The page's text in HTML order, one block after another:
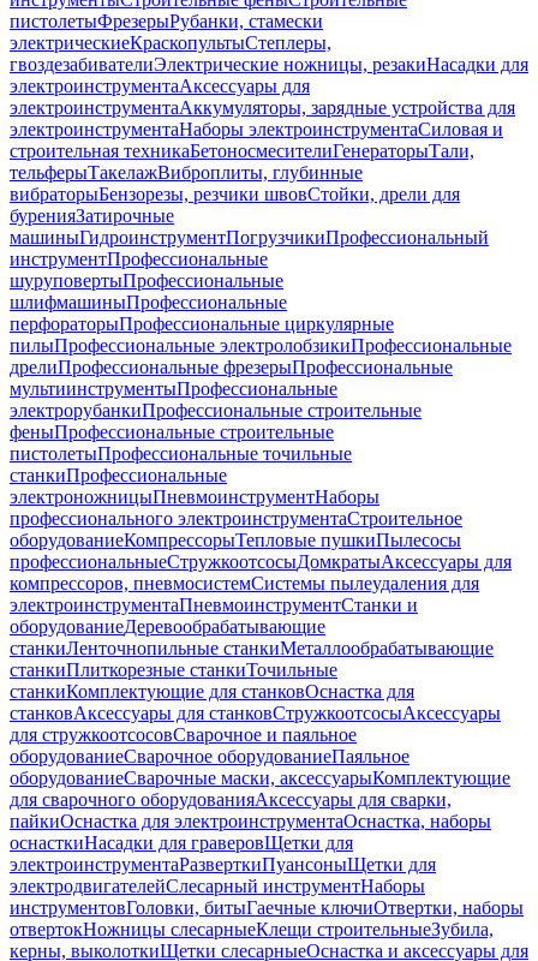
пистолетыФрезерыРубанки, стамески
электрическиеКраскопультыСтеплеры,
гвоздезабивателиЭлектрические ножницы, резакиНасадки для
электроинструментаАксессуары для
электроинструментаАккумуляторы, зарядные устройства для
электроинструментаНаборы электроинструментаСиловая и
строительная техникаБетоносмесителиГенераторыТали,
тельферыТакелажВиброплиты, глубинные
вибраторыБензорезы, резчики швовСтойки, дрели для
буренияЗатирочные
машиныГидроинструментПогрузчикиПрофессиональный
инструментПрофессиональные
шуруповертыПрофессиональные
шлифмашиныПрофессиональные
перфораторыПрофессиональные циркулярные
пилыПрофессиональные электролобзикиПрофессиональные
дрелиПрофессиональные фрезерыПрофессиональные
мультиинструментыПрофессиональные
электрорубанкиПрофессиональные строительные
феныПрофессиональные строительные
пистолетыПрофессиональные точильные
станкиПрофессиональные
электроножницыПневмоинструментНаборы
профессионального электроинструментаСтроительное
оборудованиеКомпрессорыТепловые пушкиПылесосы
профессиональныеСтружкоотсосыДомкратыАксессуары для
компрессоров, пневмосистемСистемы пылеудаления для
электроинструментаПневмоинструментСтанки и
оборудованиеДеревообрабатывающие
станкиЛенточнопильные станкиМеталлообрабатывающие
станкиПлиткорезные станкиТочильные
станкиКомплектующие для станковОснастка для
станковАксессуары для станковСтружкоотсосыАксессуары
для стружкоотсосовСварочное и паяльное
оборудованиеСварочное оборудованиеПаяльное
оборудованиеСварочные маски, аксессуарыКомплектующие
для сварочного оборудованияАксессуары для сварки,
пайкиОснастка для электроинструментаОснастка, наборы
оснасткиНасадки для граверовЩетки для
электроинструментаРазверткиПуансоныЩетки для
электродвигателейСлесарный инструментНаборы
инструментовГоловки, битыГаечные ключиОтвертки, наборы
отвертокНожницы слесарныеКлещи строительныеЗубила,
керны, выколоткиЩетки слесарныеОснастка и аксессуары для